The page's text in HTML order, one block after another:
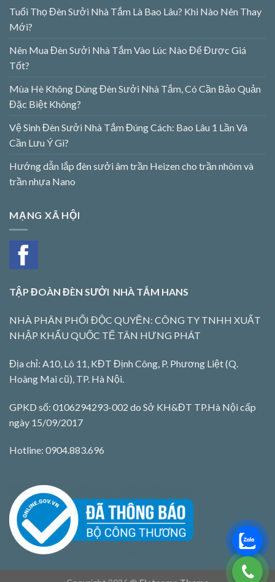
Tuổi Thọ Đèn Sưởi Nhà Tắm Là Bao Lâu? Khi Nào Nên Thay
Mới?
Nên Mua Đèn Sưởi Nhà Tắm Vào Lúc Nào Để Được Giá
Tốt?
Mùa Hè Không Dùng Đèn Sưởi Nhà Tắm, Có Cần Bảo Quản
Đặc Biệt Không?
Vệ Sinh Đèn Sưởi Nhà Tắm Đúng Cách: Bao Lâu 1 Lần Và
Cần Lưu Ý Gì?
Hướng dẫn lắp đèn sưởi âm trần Heizen cho trần nhôm và
trần nhựa Nano
MẠNG XÃ HỘI
TẬP ĐOÀN ĐÈN SƯỞI NHÀ TẮM HANS
NHÀ PHÂN PHỐI ĐỘC QUYỀN: CÔNG TY TNHH XUẤT
NHẬP KHẨU QUỐC TẾ TÂN HƯNG PHÁT
Địa chỉ: A10, Lô 11, KĐT Định Công, P. Phương Liệt (Q.
Hoàng Mai cũ), TP. Hà Nội.
GPKD số: 0106294293-002 do Sở KH&ĐT TP.Hà Nội cấp
ngày 15/09/2017
Hotline: 0904.883.696